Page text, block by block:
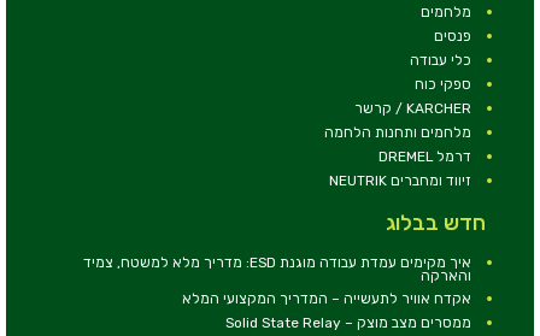
מלחמים
פנסים
כלי עבודה
ספקי כוח
KARCHER / קרשר
מלחמים ותחנות הלחמה
דרמל DREMEL
זיווד ומחברים NEUTRIK
חדש בבלוג
איך מקימים עמדת עבודה מוגנת ESD: מדריך מלא למשטח, צמיד
והארקה
אקדח אוויר לתעשייה – המדריך המקצועי המלא
ממסרים מצב מוצק – Solid State Relay